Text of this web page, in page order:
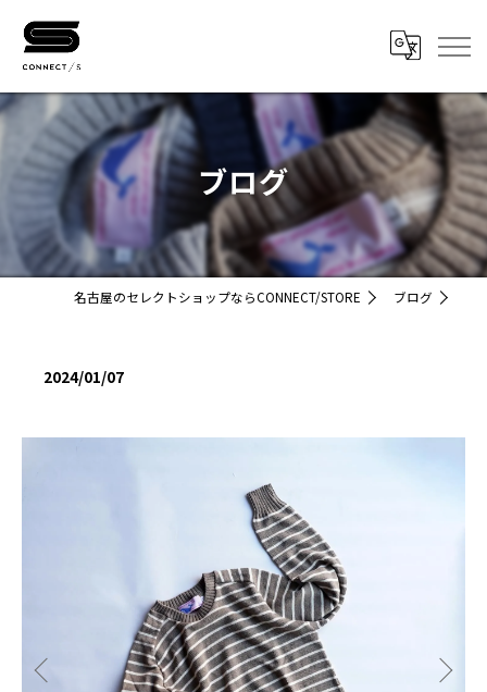
ブログ
名古屋のセレクトショップならCONNECT/STORE ブログ
2024/01/07